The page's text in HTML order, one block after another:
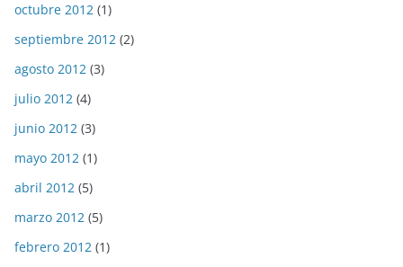
octubre 2012 (1)
septiembre 2012 (2)
agosto 2012 (3)
julio 2012 (4)
junio 2012 (3)
mayo 2012 (1)
abril 2012 (5)
marzo 2012 (5)
febrero 2012 (1)